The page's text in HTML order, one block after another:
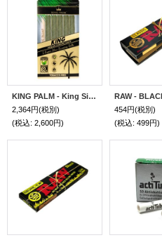
KING PALM - King Size Natural Pre-Rolled ナチュラルリーフラップ 5本入り
2,364円(税別)
(税込: 2,600円)
454円(税別)
(税込: 499円)